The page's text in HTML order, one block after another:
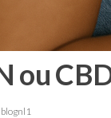
ou
blognl1